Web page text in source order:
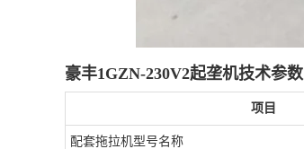
豪丰1GZN-230V2起垄机技术参数
项目
配套拖拉机型号名称